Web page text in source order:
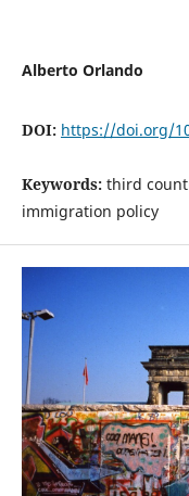
Alberto Orlando
DOI: https://doi.org/
Keywords: third
immigration policy